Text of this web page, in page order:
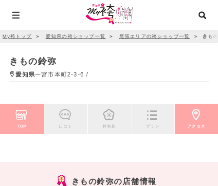
My袴トップ ＞ 愛知県の袴ショップ一覧 ＞ 尾張エリアの袴ショップ一覧 ＞ きも
きもの鈴弥
愛知県一宮市本町2-3-6 /
TOP 口コミ 袴衣装 プラン アクセス
きもの鈴弥の店舗情報